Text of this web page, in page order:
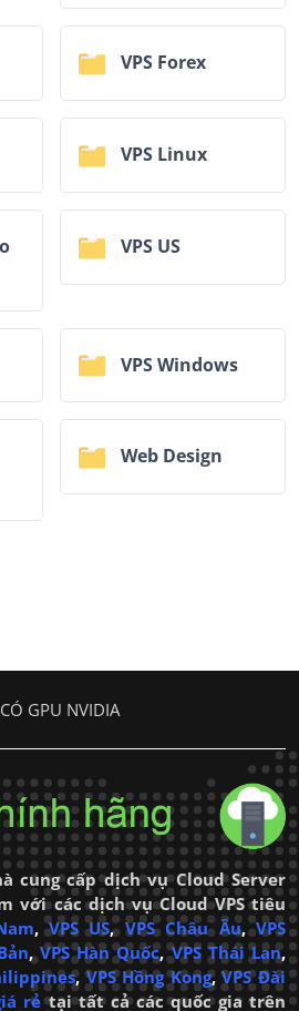
VPS Forex
VPS Linux
VPS US
VPS Windows
Web Design
GPU NVIDIA
cung cấp dịch vụ Cloud Server
với các dịch vụ Cloud VPS tiêu
,VPS US,VPS Châu Âu,VPS
,VPS Hàn Quốc,VPS Thái Lan,
,VPS Hồng Kong,VPS Đài
rẻtại tất cả các quốc gia trên